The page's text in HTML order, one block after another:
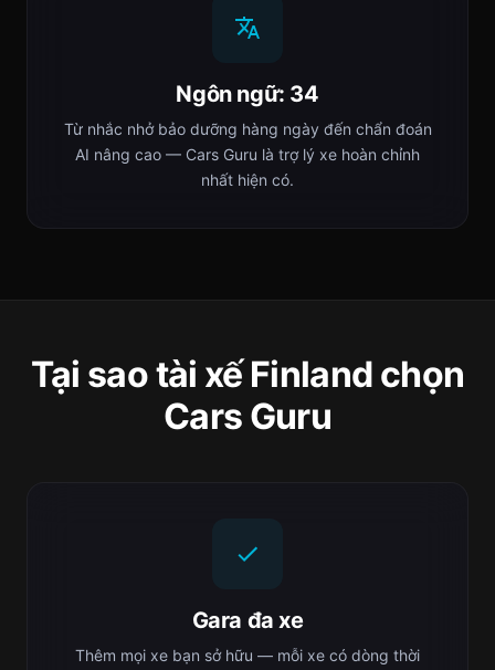
Ngôn ngữ: 34
Từ nhắc nhở bảo dưỡng hàng ngày đến chẩn đoán
AI nâng cao — Cars Guru là trợ lý xe hoàn chỉnh
nhất hiện có.
Tại sao tài xế Finland chọn
Cars Guru
Gara đa xe
Thêm mọi xe bạn sở hữu — mỗi xe có dòng thời